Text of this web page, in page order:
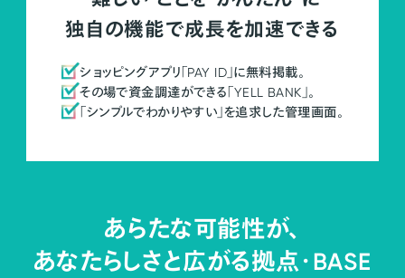
独自の機能で成長を加速できる
ショッピングアプリ「PAY ID」に無料掲載。
その場で資金調達ができる「YELL BANK」。
「シンプルでわかりやすい」を追求した管理画面。
あらたな可能性が、
あなたらしさと広がる拠点・BASE